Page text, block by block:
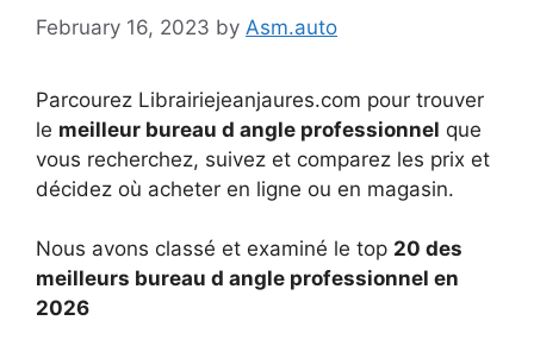
February 16, 2023 by Asm.auto
Parcourez Librairiejeanjaures.com pour trouver
le meilleur bureau d angle professionnel que
vous recherchez, suivez et comparez les prix et
décidez où acheter en ligne ou en magasin.
Nous avons classé et examiné le top 20 des
meilleurs bureau d angle professionnel en
2026